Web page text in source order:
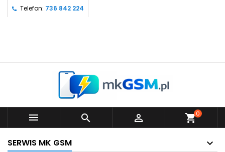
Telefon: 736 842 224
   shopping_cart0
SERWIS MK GSM